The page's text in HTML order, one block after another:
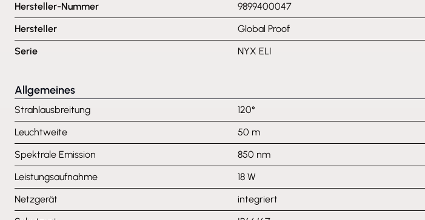
Hersteller-Nummer
9899400047
Hersteller
Global Proof
Serie
NYX ELI
Allgemeines
Strahlausbreitung
120°
Leuchtweite
50 m
Spektrale Emission
850 nm
Leistungsaufnahme
18 W
Netzgerät
integriert